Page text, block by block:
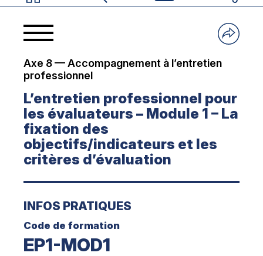
Axe 8 — Accompagnement à l’entretien
professionnel
L’entretien professionnel pour
les évaluateurs – Module 1 – La
fixation des
objectifs/indicateurs et les
critères d’évaluation
INFOS PRATIQUES
Code de formation
EP1-MOD1